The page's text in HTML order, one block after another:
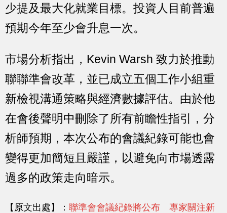
少提及最大化就業目標。投資人目前普遍
預期今年至少會升息一次。
市場分析指出，Kevin Warsh 致力於推動
聯聯準會改革，並已成立五個工作小組重
新檢視溝通策略與經濟數據評估。由於他
在會後聲明中刪除了所有前瞻性指引，分
析師預期，本次公布的會議紀錄可能也會
變得更加簡短且嚴謹，以避免向市場透露
過多的政策走向暗示。
【原文出處】： 聯準會會議紀錄將公布 專家關注新